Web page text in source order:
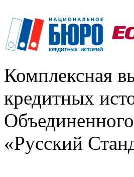
Комплексная
кредитных
«Русский